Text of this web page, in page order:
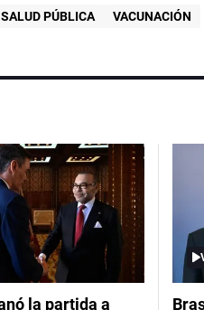
PÚBLICA VACUNACIÓN
la partida a